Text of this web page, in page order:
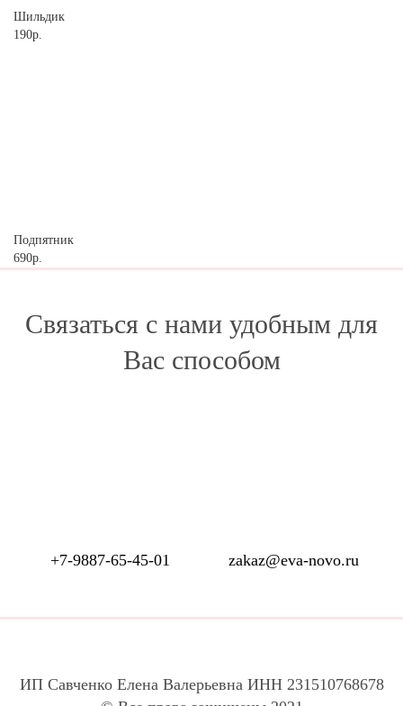
Шильдик
190р.
Подпятник
690р.
Связаться с нами удобным для
Вас способом
+7-9887-65-45-01 zakaz@eva-novo.ru
ИП Савченко Елена Валерьевна ИНН 231510768678